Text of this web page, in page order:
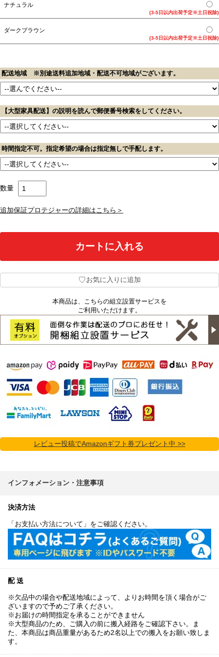
ナチュラル
{3-5日以内出荷予定※土日祝除}
ダークブラウン
{3-5日以内出荷予定※土日祝除}
配送地域 ※別途送料追加地域・配送不可地域がございます。
【大型家具配送】の説明を読んで郵便番号検索をしてください。
時間指定不可。指定希望の場合は指定無しで手配します。
数量
追加保証プロテジャーの詳細はこちら＞
♡お気に入りに追加
本商品は、こちらの組立設置サービスを
ご利用いただけます。
レビュー投稿でAmazonギフト券プレゼント中 >>
インフォメーション・注意事項
決済方法
「お支払い方法について」をご確認ください。
配 送
※欠品中の場合や配送地域によって、よりお時間を頂く場合がご
ざいますので予めご了承ください。
※お届けの時間指定を承ることができません
※大型商品のため、ご購入の前に搬入経路をご確認下さい。ま
た、本商品は商品重量があるため2名以上での搬入をお願い致しま
す。